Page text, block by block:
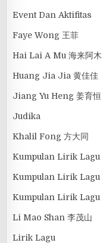
Event Dan Aktifitas
Faye Wong 王菲
Hai Lai A Mu 海来阿木
Huang Jia Jia 黄佳佳
Jiang Yu Heng 姜育恒
Judika
Khalil Fong 方大同
Kumpulan Lirik Lagu
Kumpulan Lirik Lagu
Kumpulan Lirik
Li Mao Shan 李茂山
Lirik Lagu